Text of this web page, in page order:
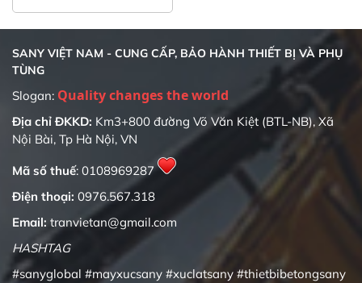
SANY VIỆT NAM - CUNG CẤP, BẢO HÀNH THIẾT BỊ VÀ PHỤ
TÙNG
Slogan: Quality changes the world
Địa chỉ ĐKKD: Km3+800 đường Võ Văn Kiệt (BTL-NB), Xã
Nội Bài, Tp Hà Nội, VN
Mã số thuế: 0108969287
Điện thoại: 0976.567.318
Email: tranvietan@gmail.com
HASHTAG
#sanyglobal #mayxucsany #xuclatsany #thietbibetongsany